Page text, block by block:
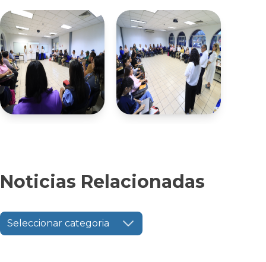
Noticias Relacionadas
Seleccionar categoria